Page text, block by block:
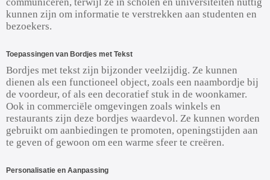
communiceren, terwijl ze in scholen en universiteiten nuttig
kunnen zijn om informatie te verstrekken aan studenten en
bezoekers.
Toepassingen van Bordjes met Tekst
Bordjes met tekst zijn bijzonder veelzijdig. Ze kunnen
dienen als een functioneel object, zoals een naambordje bij
de voordeur, of als een decoratief stuk in de woonkamer.
Ook in commerciële omgevingen zoals winkels en
restaurants zijn deze bordjes waardevol. Ze kunnen worden
gebruikt om aanbiedingen te promoten, openingstijden aan
te geven of gewoon om een warme sfeer te creëren.
Personalisatie en Aanpassing